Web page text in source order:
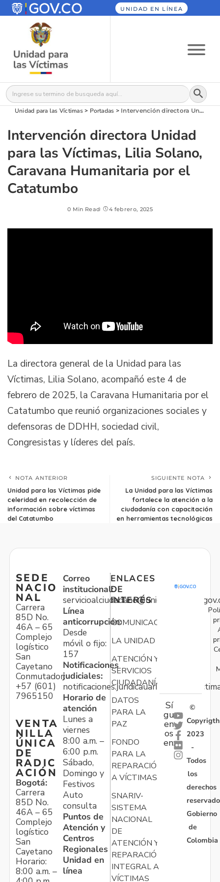
UNIDAD EN LÍNEA
Buscar: Botón
Unidad para las Víctimas> Portadas > Intervención directora Unidad para las Víctimas, Lilia Solano, Caravana Humanitaria por el Catatumbo
Intervención directora Unidad
para las Víctimas, Lilia Solano,
Caravana Humanitaria por el
Catatumbo
0 Min Read 4 febrero, 2025
La directora general de la Unidad para las
Víctimas, Lilia Solano, acompañó este 4 de
febrero de 2025, la Caravana Humanitaria por el
Catatumbo que reunió organizaciones sociales y
defensoras de DDHH, sociedad civil,
Congresistas y líderes del país.
NOTA ANTERIOR
Unidad para las Víctimas pide
celeridad en recolección de
información sobre víctimas
del Catatumbo
SIGUIENTE NOTA
La Unidad para las Víctimas
fortalece la atención a la
ciudadanía con capacitación
en herramientas tecnológicas
SEDE
NACIO
NAL
Carrera
85D No.
46A – 65
Complejo
logístico
San
Cayetano
Conmutador:
+57 (601)
7965150
VENTA
NILLA
ÚNICA
DE
RADIC
ACIÓN
Bogotá:
Carrera
85D No.
46A – 65
Complejo
logístico
San
Cayetano
Horario:
8:00 a.m. –
Correo
institucional:
Línea
anticorrupción:
Desde
móvil o fijo:
157
Notificaciones
judiciales:
Horario de
atención
Lunes a
viernes
8:00 a.m. –
6:00 p.m.
Sábado,
Domingo y
Festivos
Auto
consulta
Puntos de
Atención y
Centros
Regionales
Unidad en
línea
ENLACES
DE
INTERÉS
COMUNICACIONES
LA UNIDAD
ATENCIÓN Y
SERVICIOS
CIUDADANÍA
DATOS
PARA LA
PAZ
FONDO
PARA LA
REPARACIÓN
A VÍCTIMAS
SNARIV-
SISTEMA
NACIONAL
DE
ATENCIÓN Y
REPARACIÓN
INTEGRAL A
VÍCTIMAS
Sí
gu
en
os
en:
©
Copyrigth
2023
-
Todos
los
derechos
Gobierno
de
Colombia